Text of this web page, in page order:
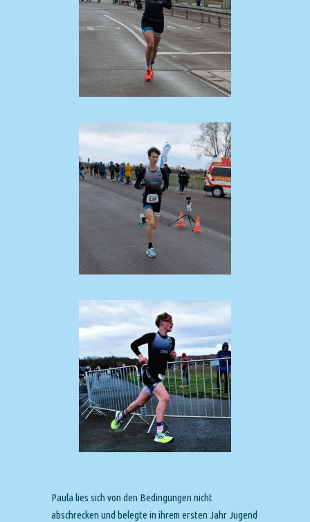
Paula lies sich von den Bedingungen nicht
abschrecken und belegte in ihrem ersten Jahr Jugend